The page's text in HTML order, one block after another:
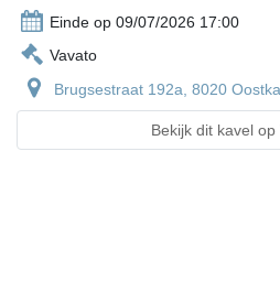
Einde op 09/07/2026 17:00
Vavato
Brugsestraat 192a, 8020
Bekijk dit kavel op